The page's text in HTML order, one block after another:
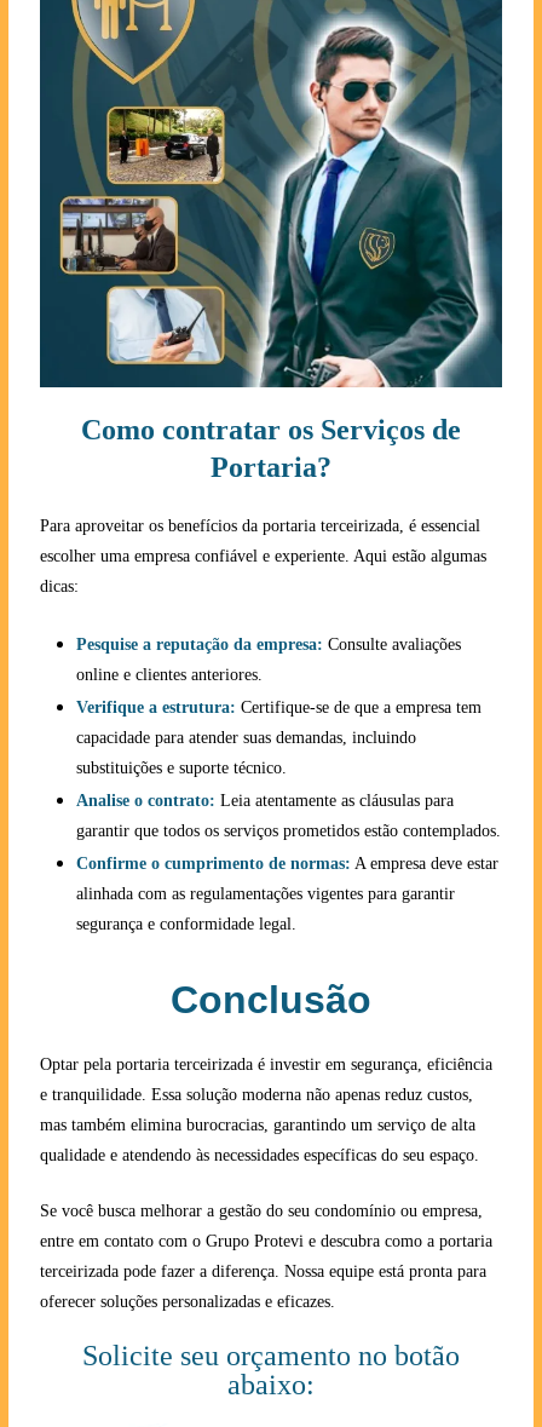
Como contratar os Serviços de
Portaria?
Para aproveitar os benefícios da portaria terceirizada, é essencial
escolher uma empresa confiável e experiente. Aqui estão algumas
dicas:
Pesquise a reputação da empresa: Consulte avaliações
online e clientes anteriores.
Verifique a estrutura: Certifique-se de que a empresa tem
capacidade para atender suas demandas, incluindo
substituições e suporte técnico.
Analise o contrato: Leia atentamente as cláusulas para
garantir que todos os serviços prometidos estão contemplados.
Confirme o cumprimento de normas: A empresa deve estar
alinhada com as regulamentações vigentes para garantir
segurança e conformidade legal.
Conclusão
Optar pela portaria terceirizada é investir em segurança, eficiência
e tranquilidade. Essa solução moderna não apenas reduz custos,
mas também elimina burocracias, garantindo um serviço de alta
qualidade e atendendo às necessidades específicas do seu espaço.
Se você busca melhorar a gestão do seu condomínio ou empresa,
entre em contato com o Grupo Protevi e descubra como a portaria
terceirizada pode fazer a diferença. Nossa equipe está pronta para
oferecer soluções personalizadas e eficazes.
Solicite seu orçamento no botão
abaixo: